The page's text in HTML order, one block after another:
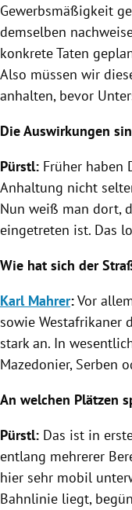
Gewerbsmäßigkeit
demselben
konkrete Taten
Also müssen wir
anhalten, bevor
Die Auswirkungen
Pürstl: Früher haben
Anhaltung nicht
Nun weiß man dort,
eingetreten ist. Das
Wie hat sich der
Karl Mahrer:Vor
sowie Westafrikaner
stark an. In
Mazedonier, Serben
An welchen Plätzen
Pürstl: Das ist in
entlang mehrerer
hier sehr mobil
Bahnlinie liegt,